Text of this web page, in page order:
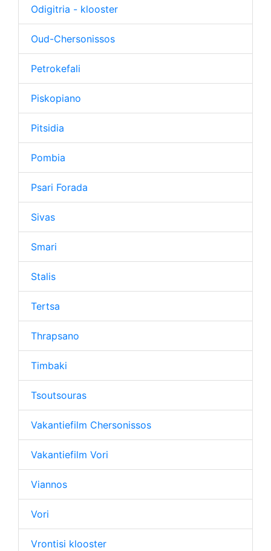
Odigitria - klooster
Oud-Chersonissos
Petrokefali
Piskopiano
Pitsidia
Pombia
Psari Forada
Sivas
Smari
Stalis
Tertsa
Thrapsano
Timbaki
Tsoutsouras
Vakantiefilm Chersonissos
Vakantiefilm Vori
Viannos
Vori
Vrontisi klooster